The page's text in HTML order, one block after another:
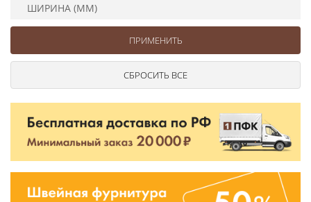
ШИРИНА (ММ)
Ушковые
Шторные
Цепочки шарики с замком
Ткани
Шнуры
Сумочная фурнитура